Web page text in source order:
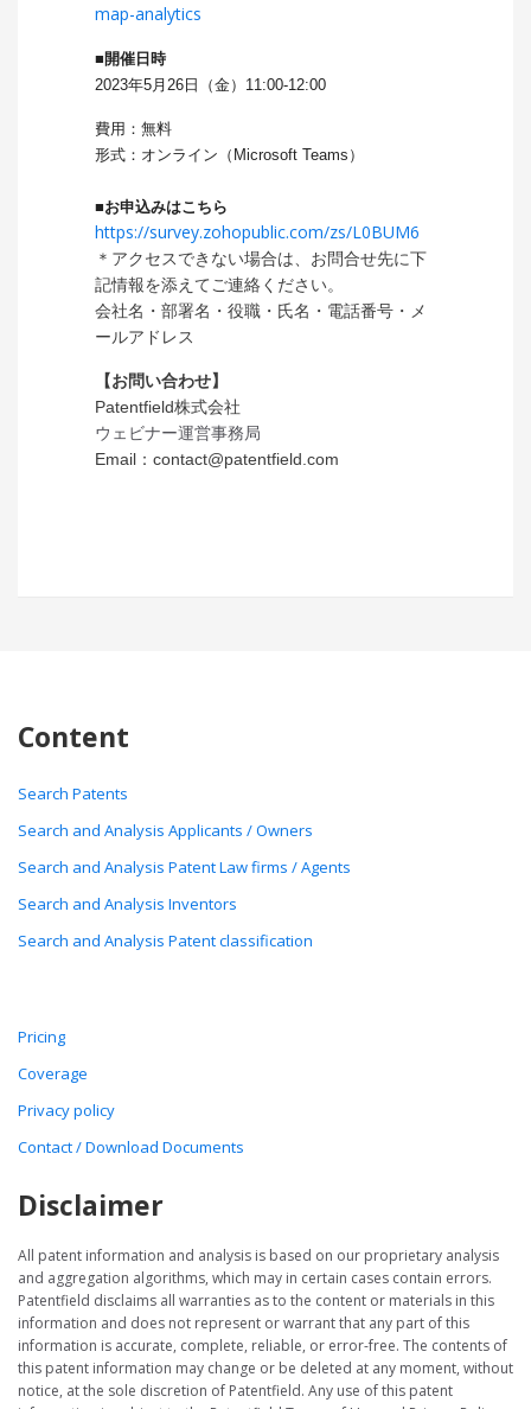
map-analytics
■開催日時
2023年5月26日（金）11:00-12:00
費用：無料
形式：オンライン（Microsoft Teams）
■お申込みはこちら
https://survey.zohopublic.com/zs/L0BUM6
＊アクセスできない場合は、お問合せ先に下
記情報を添えてご連絡ください。
会社名・部署名・役職・ 氏名・電話番号・ メ
ールアドレス
【お問い合わせ】
Patentfield株式会社
ウェビナー運営事務局
Email： contact@patentfield.com
Content
Search Patents
Search and Analysis Applicants / Owners
Search and Analysis Patent Law firms / Agents
Search and Analysis Inventors
Search and Analysis Patent classification
Pricing
Coverage
Privacy policy
Contact / Download Documents
Disclaimer
All patent information and analysis is based on our proprietary analysis
and aggregation algorithms, which may in certain cases contain errors.
Patentfield disclaims all warranties as to the content or materials in this
information and does not represent or warrant that any part of this
information is accurate, complete, reliable, or error-free. The contents of
this patent information may change or be deleted at any moment, without
notice, at the sole discretion of Patentfield. Any use of this patent